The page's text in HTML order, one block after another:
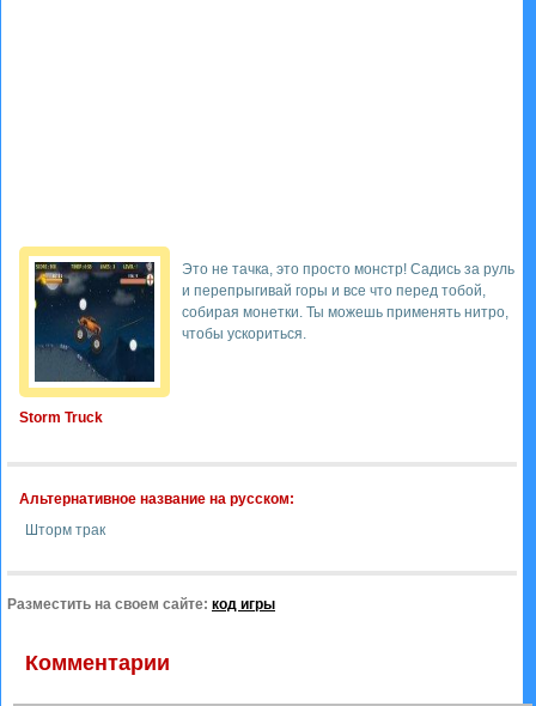
Storm Truck
Это не тачка, это просто монстр! Садись за руль
и перепрыгивай горы и все что перед тобой,
собирая монетки. Ты можешь применять нитро,
чтобы ускориться.
Альтернативное название на русском:
Шторм трак
Разместить на своем сайте: код игры
Комментарии